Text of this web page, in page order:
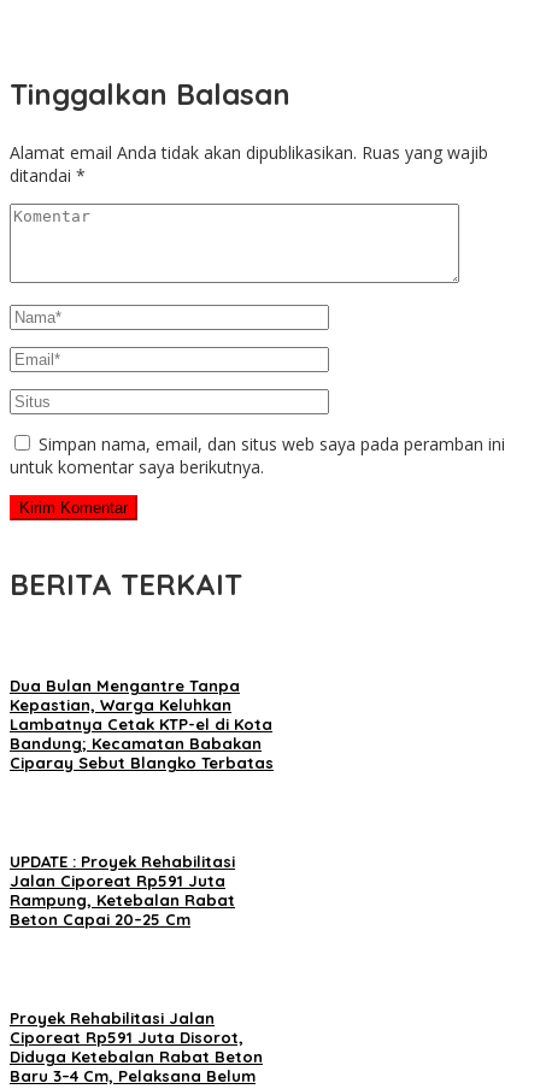
Tinggalkan Balasan
Alamat email Anda tidak akan dipublikasikan. Ruas yang wajib
ditandai *
Simpan nama, email, dan situs web saya pada peramban ini
untuk komentar saya berikutnya.
BERITA TERKAIT
Dua Bulan Mengantre Tanpa
Kepastian, Warga Keluhkan
Lambatnya Cetak KTP-el di Kota
Bandung; Kecamatan Babakan
Ciparay Sebut Blangko Terbatas
UPDATE : Proyek Rehabilitasi
Jalan Ciporeat Rp591 Juta
Rampung, Ketebalan Rabat
Beton Capai 20–25 Cm
Proyek Rehabilitasi Jalan
Ciporeat Rp591 Juta Disorot,
Diduga Ketebalan Rabat Beton
Baru 3–4 Cm, Pelaksana Belum